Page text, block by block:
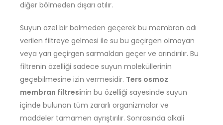
diğer bölmeden dışarı atılır.
Suyun özel bir bölmeden geçerek bu membran adı
verilen filtreye gelmesi ile su bu geçirgen olmayan
veya yarı geçirgen sarmaldan geçer ve arındırılır. Bu
filtrenin özelliği sadece suyun moleküllerinin
geçebilmesine izin vermesidir. Ters osmoz
membran filtresinin bu özelliği sayesinde suyun
içinde bulunan tüm zararlı organizmalar ve
maddeler tamamen ayrıştırılır. Sonrasında alkali